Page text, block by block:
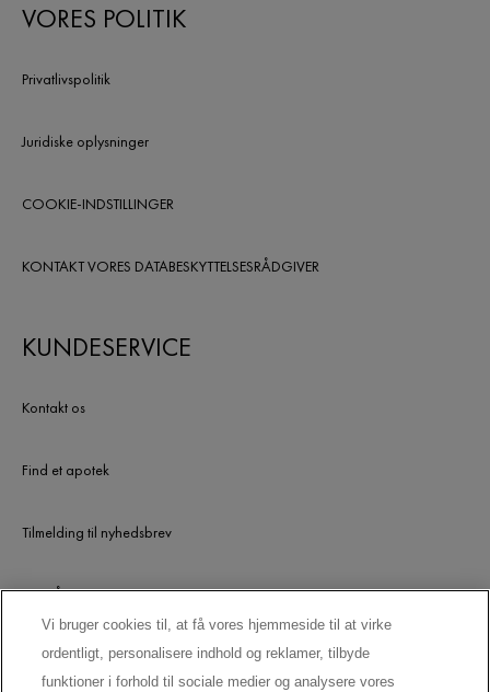
VORES POLITIK
Privatlivspolitik
Juridiske oplysninger
COOKIE-INDSTILLINGER
KONTAKT VORES DATABESKYTTELSESRÅDGIVER
KUNDESERVICE
Kontakt os
Find et apotek
Tilmelding til nyhedsbrev
UDGÅEDE PRODUKTER
LAD OS HOLDE KONTAKTEN
Vi bruger cookies til, at få vores hjemmeside til at virke
ordentligt, personalisere indhold og reklamer, tilbyde
funktioner i forhold til sociale medier og analysere vores